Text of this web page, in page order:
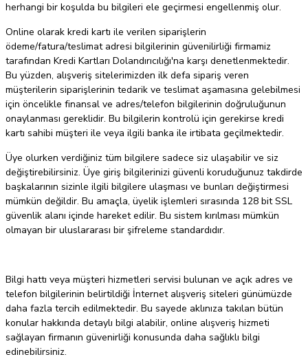
herhangi bir koşulda bu bilgileri ele geçirmesi engellenmiş olur.
Online olarak kredi kartı ile verilen siparişlerin
ödeme/fatura/teslimat adresi bilgilerinin güvenilirliği firmamiz
tarafından Kredi Kartları Dolandırıcılığı'na karşı denetlenmektedir.
Bu yüzden, alışveriş sitelerimizden ilk defa sipariş veren
müşterilerin siparişlerinin tedarik ve teslimat aşamasına gelebilmesi
için öncelikle finansal ve adres/telefon bilgilerinin doğruluğunun
onaylanması gereklidir. Bu bilgilerin kontrolü için gerekirse kredi
kartı sahibi müşteri ile veya ilgili banka ile irtibata geçilmektedir.
Üye olurken verdiğiniz tüm bilgilere sadece siz ulaşabilir ve siz
değiştirebilirsiniz. Üye giriş bilgilerinizi güvenli koruduğunuz takdirde
başkalarının sizinle ilgili bilgilere ulaşması ve bunları değiştirmesi
mümkün değildir. Bu amaçla, üyelik işlemleri sırasında 128 bit SSL
güvenlik alanı içinde hareket edilir. Bu sistem kırılması mümkün
olmayan bir uluslararası bir şifreleme standardıdır.
Bilgi hattı veya müşteri hizmetleri servisi bulunan ve açık adres ve
telefon bilgilerinin belirtildiği İnternet alışveriş siteleri günümüzde
daha fazla tercih edilmektedir. Bu sayede aklınıza takılan bütün
konular hakkında detaylı bilgi alabilir, online alışveriş hizmeti
sağlayan firmanın güvenirliği konusunda daha sağlıklı bilgi
edinebilirsiniz.